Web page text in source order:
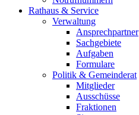
Rathaus & Service
Verwaltung
Ansprechpartner
Sachgebiete
Aufgaben
Formulare
Politik & Gemeinderat
Mitglieder
Ausschüsse
Fraktionen